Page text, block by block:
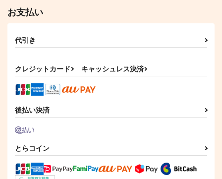
787円（税込）
サンプル
作品詳細
787円（税込）
サンプル
お支払い
代引き
クレジットカード キャッシュレス決済
後払い決済
とらコイン